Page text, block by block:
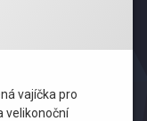
vajíčka pro
velikonoční